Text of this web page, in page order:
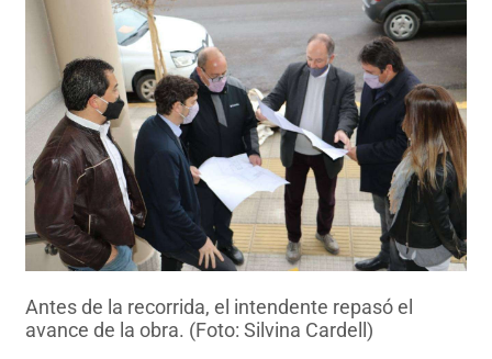
Antes de la recorrida, el intendente repasó el
avance de la obra. (Foto: Silvina Cardell)